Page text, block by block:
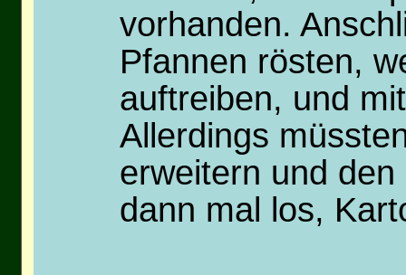
vorhanden.
Pfannen rösten,
auftreiben, und
Allerdings
erweitern und
dann mal los,